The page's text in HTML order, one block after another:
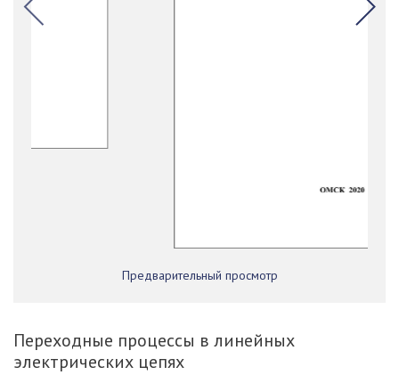
Предварительный просмотр
Переходные процессы в линейных
электрических цепях